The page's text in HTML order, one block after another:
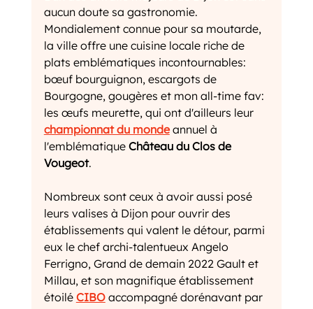
aucun doute sa gastronomie.
Mondialement connue pour sa moutarde,
la ville offre une cuisine locale riche de
plats emblématiques incontournables:
bœuf bourguignon, escargots de
Bourgogne, gougères et mon all-time fav:
les œufs meurette, qui ont d'ailleurs leur
championnat du monde annuel à
l'emblématique Château du Clos de
Vougeot.
Nombreux sont ceux à avoir aussi posé
leurs valises à Dijon pour ouvrir des
établissements qui valent le détour, parmi
eux le chef archi-talentueux Angelo
Ferrigno, Grand de demain 2022 Gault et
Millau, et son magnifique établissement
étoilé CIBO accompagné dorénavant par